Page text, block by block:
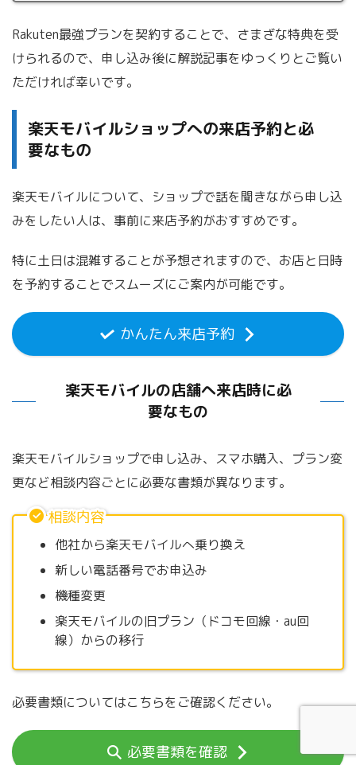
Rakuten最強プランを契約することで、さまざな特典を受
けられるので、申し込み後に解説記事をゆっくりとご覧い
ただければ幸いです。
楽天モバイルショップへの来店予約と必
要なもの
楽天モバイルについて、ショップで話を聞きながら申し込
みをしたい人は、事前に来店予約がおすすめです。
特に土日は混雑することが予想されますので、お店と日時
を予約することでスムーズにご案内が可能です。
かんたん来店予約
楽天モバイルの店舗へ来店時に必
要なもの
楽天モバイルショップで申し込み、スマホ購入、プラン変
更など相談内容ごとに必要な書類が異なります。
相談内容
他社から楽天モバイルへ乗り換え
新しい電話番号でお申込み
機種変更
楽天モバイルの旧プラン（ドコモ回線・au回
線）からの移行
必要書類についてはこちらをご確認ください。
必要書類を確認